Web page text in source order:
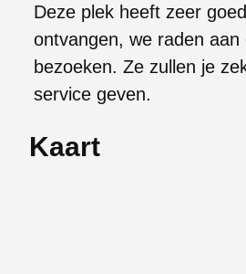
Deze plek heeft zeer
ontvangen, we raden aan
bezoeken. Ze zullen je
service geven.
Kaart